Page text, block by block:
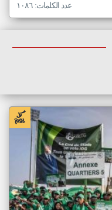
عدد الكلمات: ١٠٨٦